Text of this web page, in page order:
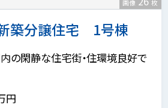
築分譲住宅 1号棟
画像 枚
の閑静な住宅街・住環境良好で
円